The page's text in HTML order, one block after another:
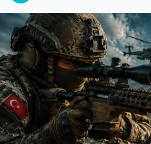
RESMİ İLANLAR
İLAN
Bize ulaşın
İletişim/Künye